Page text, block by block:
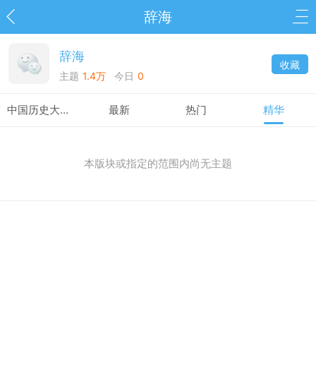
辞海
辞海
主题 1.4万 今日 0
收藏
中国历史大事典 最新 热门 精华
本版块或指定的范围内尚无主题